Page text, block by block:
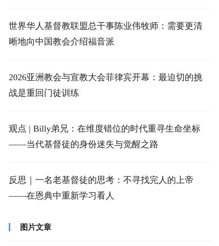
世界华人基督教联盟总干事陈业伟牧师：需要更清
晰地向中国教会介绍福音派
2026亚洲教会与宣教大会菲律宾开幕：最迫切的挑
战是重回门徒训练
观点 | Billy弟兄：在维度错位的时代重寻生命坐标
——当代基督徒的身份迷失与觉醒之路
反思｜一名老基督徒的思考：不寻找完人的上帝
——在恩典中重新学习看人
图片文章